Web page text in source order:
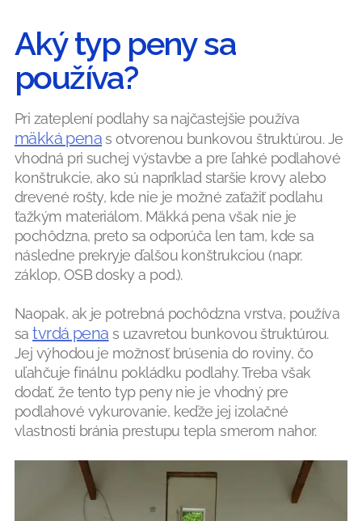
Aký typ peny sa
používa?
Pri zateplení podlahy sa najčastejšie používa
mäkká penas otvorenou bunkovou štruktúrou. Je
vhodná pri suchej výstavbe a pre ľahké podlahové
konštrukcie, ako sú napríklad staršie krovy alebo
drevené rošty, kde nie je možné zaťažiť podlahu
ťažkým materiálom. Mäkká pena však nie je
pochôdzna, preto sa odporúča len tam, kde sa
následne prekryje ďalšou konštrukciou (napr.
záklop, OSB dosky a pod.).
Naopak, ak je potrebná pochôdzna vrstva, používa
satvrdá pena s uzavretou bunkovou štruktúrou.
Jej výhodou je možnosť brúsenia do roviny, čo
uľahčuje finálnu pokládku podlahy. Treba však
dodať, že tento typ peny nie je vhodný pre
podlahové vykurovanie, keďže jej izolačné
vlastnosti bránia prestupu tepla smerom nahor.